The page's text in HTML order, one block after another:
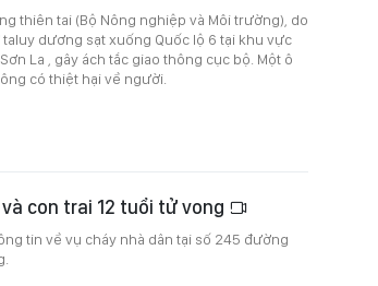
thiên tai (Bộ Nông nghiệp và Môi trường), do
dương sạt xuống Quốc lộ 6 tại khu vực
La , gây ách tắc giao thông cục bộ. Một ô
có thiệt hại về người.
con trai 12 tuổi tử vong
tin về vụ cháy nhà dân tại số 245 đường